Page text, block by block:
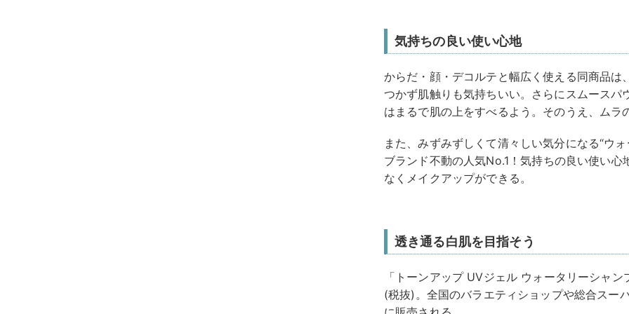
気持ちの良い使い心地
からだ・顔・デコルテと幅広く使える同商品は
つかず肌触りも気持ちいい。さらにスムース
はまるで肌の上をすべるよう。そのうえ、ム
また、みずみずしくて清々しい気分になる“ウ
ブランド不動の人気No.1！気持ちの良い使い
なくメイクアップができる。
透き通る白肌を目指そう
「トーンアップ UVジェル ウォータリーシャ
(税抜)。全国のバラエティショップや総合スー